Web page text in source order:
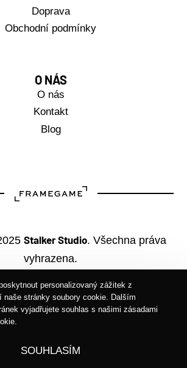
Doprava
Obchodní podmínky
O NÁS
O nás
Kontakt
Blog
Stalker Studio. Všechna práva
vyhrazena.
personalizovaný zážitek z
naše stránky soubory cookie. Dalším
vyjadřujete souhlas s našimi zásadami
SOUHLASÍM